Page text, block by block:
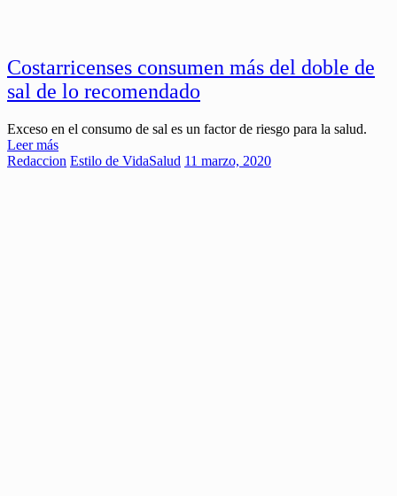
Costarricenses consumen más del doble de
sal de lo recomendado
Exceso en el consumo de sal es un factor de riesgo para la salud.
Leer más
Redaccion Estilo de VidaSalud 11 marzo, 2020